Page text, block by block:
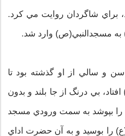
براي شاگردان روايت مي كرد.
به مسجدالنبي(ص) وارد شد.
و سالي از او گذشته بود تا
بي درنگ از جا بلند و بدون
بپوشد به سمت ورودي مسجد
را بوسيد و به آن حضرت اداي